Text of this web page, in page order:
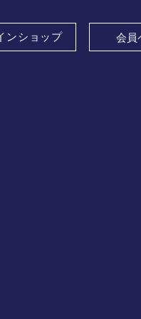
ンショップ 会員